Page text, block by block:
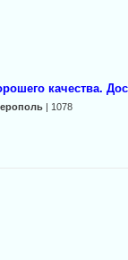
качества.
| 1078